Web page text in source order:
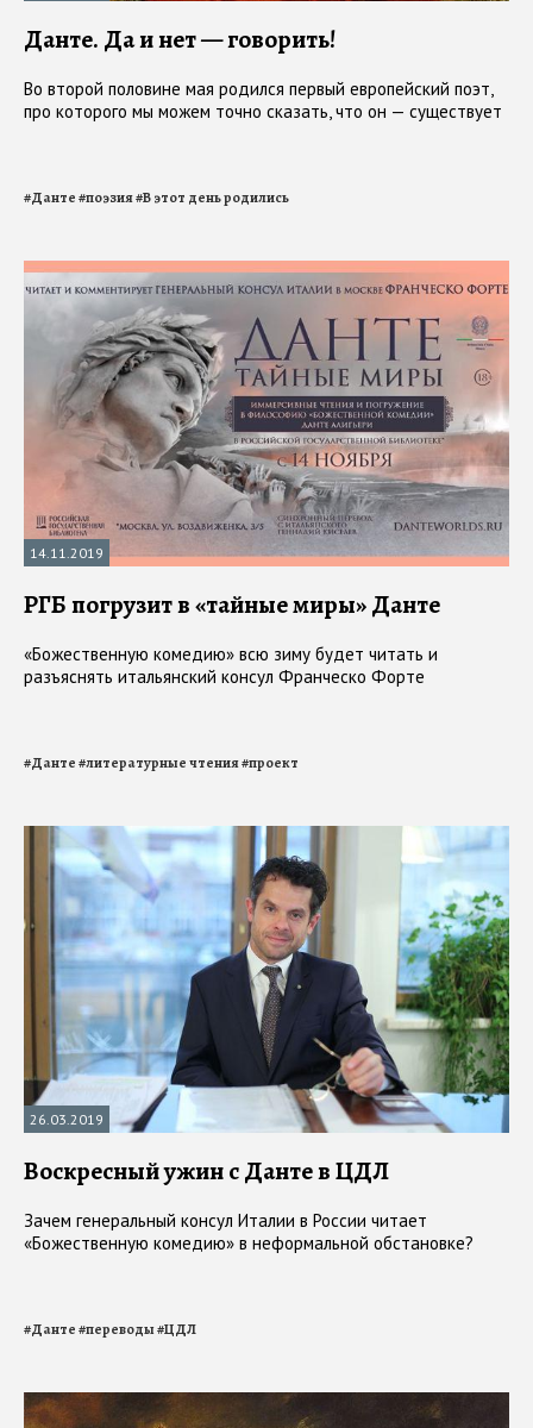
Данте. Да и нет — говорить!
Во второй половине мая родился первый европейский поэт,
про которого мы можем точно сказать, что он — существует
#Данте#поэзия#В этот день родились
14.11.2019
РГБ погрузит в «тайные миры» Данте
«Божественную комедию» всю зиму будет читать и
разъяснять итальянский консул Франческо Форте
#Данте#литературные чтения#проект
26.03.2019
Воскресный ужин с Данте в ЦДЛ
Зачем генеральный консул Италии в России читает
«Божественную комедию» в неформальной обстановке?
#Данте#переводы#ЦДЛ